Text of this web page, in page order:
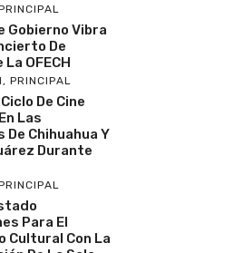
Gobierno Vibra
De
La OFECH
, PRINCIPAL
De Cine
Las
De Chihuahua Y
Durante
Para El
Cultural Con La